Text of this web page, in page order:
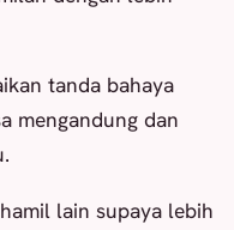
tanda bahaya
mengandung dan
lain supaya lebih